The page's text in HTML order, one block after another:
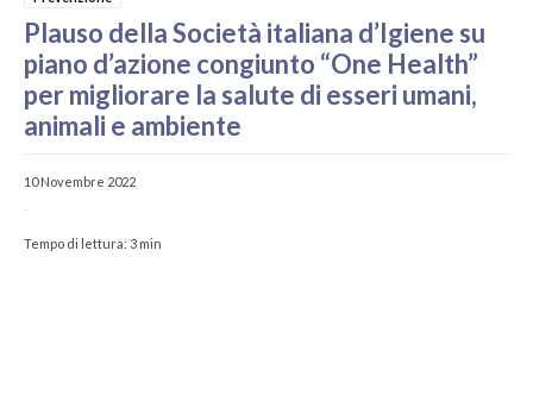
Plauso della Società italiana d’Igiene su
piano d’azione congiunto “One Health”
per migliorare la salute di esseri umani,
animali e ambiente
10 Novembre 2022
-
Tempo di lettura: 3 min